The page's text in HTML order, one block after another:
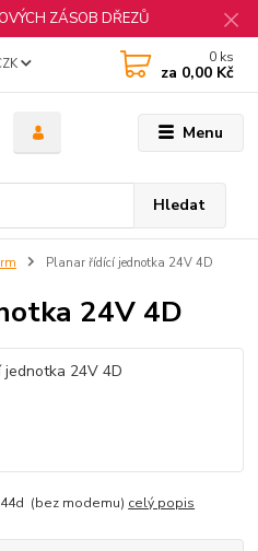
ZÁSOB DŘEZŮ
Menu
Hledat
0 ks
za 0,00 Kč
Planar řídící jednotka 24V 4D
24V 4D
(bez modemu) celý popis